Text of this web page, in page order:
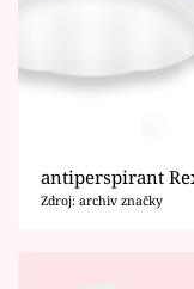
antiperspirant
Zdroj: archiv značky